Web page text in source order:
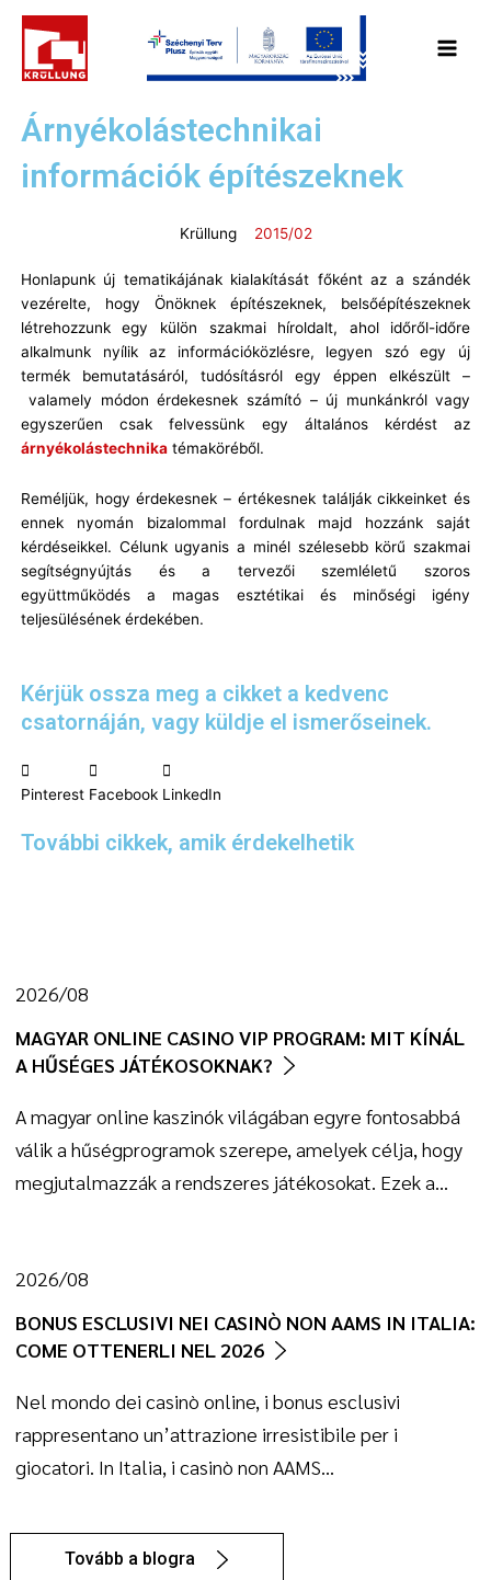
content
Menu
Árnyékolástechnikai
információk építészeknek
Krüllung 2015/02
Honlapunk új tematikájának kialakítását főként az a szándék
vezérelte, hogy Önöknek építészeknek, belsőépítészeknek
létrehozzunk egy külön szakmai híroldalt, ahol időről-időre
alkalmunk nyílik az információközlésre, legyen szó egy új
termék bemutatásáról, tudósításról egy éppen elkészült –
valamely módon érdekesnek számító – új munkánkról vagy
egyszerűen csak felvessünk egy általános kérdést az
árnyékolástechnikatémaköréből.
Reméljük, hogy érdekesnek – értékesnek találják cikkeinket és
ennek nyomán bizalommal fordulnak majd hozzánk saját
kérdéseikkel. Célunk ugyanis a minél szélesebb körű szakmai
segítségnyújtás és a tervezői szemléletű szoros
együttműködés a magas esztétikai és minőségi igény
teljesülésének érdekében.
Kérjük ossza meg a cikket a kedvenc
csatornáján, vagy küldje el ismerőseinek.
Pinterest Facebook LinkedIn
További cikkek, amik érdekelhetik
MAGYAR ONLINE CASINO VIP PROGRAM: MIT KÍNÁL
A HŰSÉGES JÁTÉKOSOKNAK?
2026/08
A magyar online kaszinók világában egyre fontosabbá
válik a hűségprogramok szerepe, amelyek célja, hogy
megjutalmazzák a rendszeres játékosokat. Ezek a…
BONUS ESCLUSIVI NEI CASINÒ NON AAMS IN ITALIA:
COME OTTENERLI NEL 2026
2026/08
Nel mondo dei casinò online, i bonus esclusivi
rappresentano un’attrazione irresistibile per i
giocatori. In Italia, i casinò non AAMS…
Tovább a blogra